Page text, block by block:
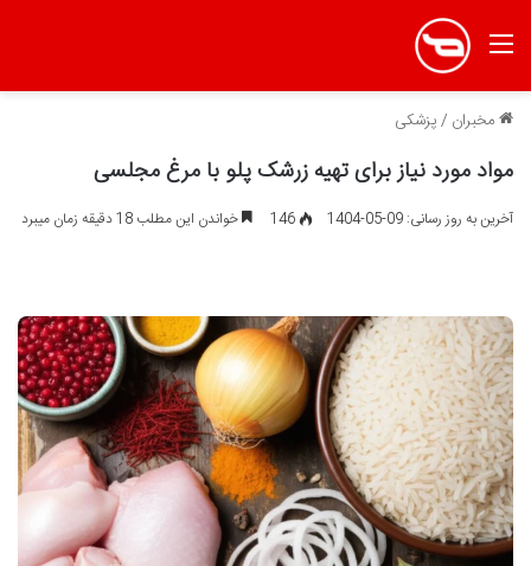
منو
مخبران /پزشکی
مواد مورد نیاز برای تهیه زرشک پلو با مرغ مجلسی
آخرین به روز رسانی: 09-05-1404 146 خواندن این مطلب 18 دقیقه زمان میبرد